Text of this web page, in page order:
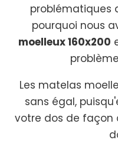
problématiques
pourquoi nous
moelleux 160x200
Les matelas
sans égal,
votre dos de façon